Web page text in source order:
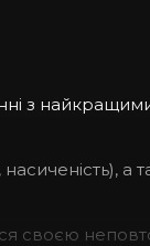
з
а
своєю